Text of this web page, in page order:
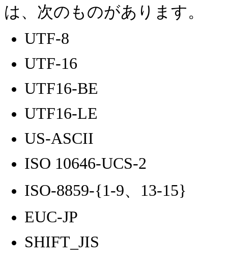
は、次のものがあります。
UTF-8
UTF-16
UTF16-BE
UTF16-LE
US-ASCII
ISO 10646-UCS-2
ISO-8859-{1-9、13-15}
EUC-JP
SHIFT_JIS